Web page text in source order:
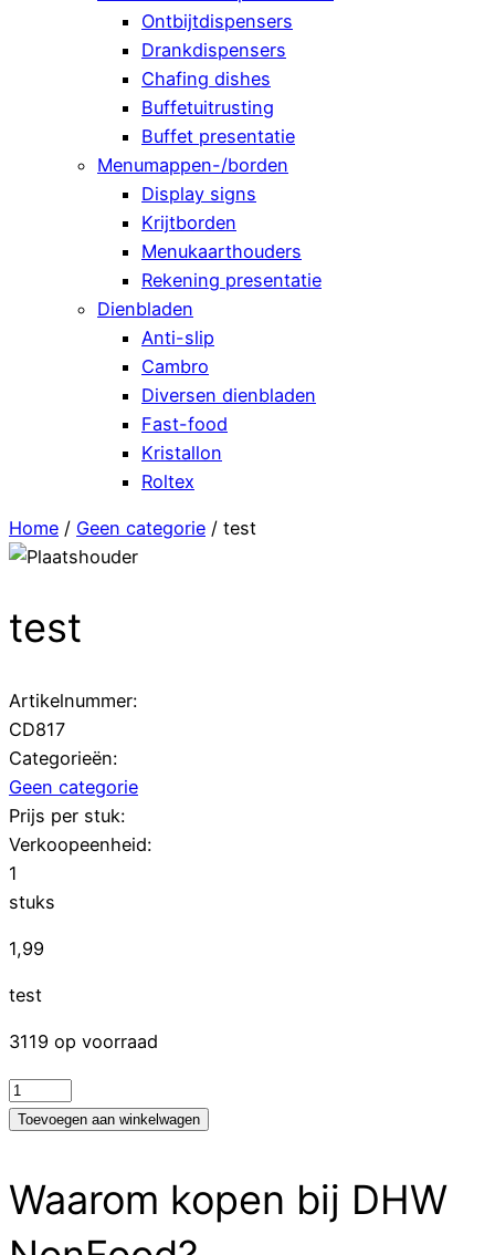
Ontbijtdispensers
Drankdispensers
Chafing dishes
Buffetuitrusting
Buffet presentatie
Menumappen-/borden
Display signs
Krijtborden
Menukaarthouders
Rekening presentatie
Dienbladen
Anti-slip
Cambro
Diversen dienbladen
Fast-food
Kristallon
Roltex
Home / Geen categorie / test
test
Artikelnummer:
CD817
Categorieën:
Geen categorie
Prijs per stuk:
Verkoopeenheid:
1
stuks
1,99
test
3119 op voorraad
test
aantal
Toevoegen aan winkelwagen
Waarom kopen bij DHW